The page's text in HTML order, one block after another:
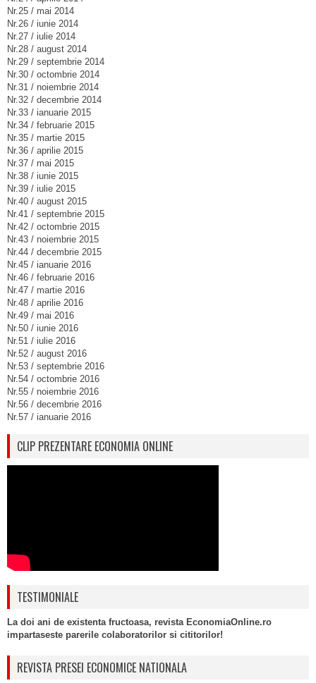
Nr.25 / mai 2014
Nr.26 / iunie 2014
Nr.27 / iulie 2014
Nr.28 / august 2014
Nr.29 / septembrie 2014
Nr.30 / octombrie 2014
Nr.31 / noiembrie 2014
Nr.32 / decembrie 2014
Nr.33 / ianuarie 2015
Nr.34 / februarie 2015
Nr.35 / martie 2015
Nr.36 / aprilie 2015
Nr.37 / mai 2015
Nr.38 / iunie 2015
Nr.39 / iulie 2015
Nr.40 / august 2015
Nr.41 / septembrie 2015
Nr.42 / octombrie 2015
Nr.43 / noiembrie 2015
Nr.44 / decembrie 2015
Nr.45 / ianuarie 2016
Nr.46 / februarie 2016
Nr.47 / martie 2016
Nr.48 / aprilie 2016
Nr.49 / mai 2016
Nr.50 / iunie 2016
Nr.51 / iulie 2016
Nr.52 / august 2016
Nr.53 / septembrie 2016
Nr.54 / octombrie 2016
Nr.55 / noiembrie 2016
Nr.56 / decembrie 2016
Nr.57 / ianuarie 2016
CLIP PREZENTARE ECONOMIA ONLINE
TESTIMONIALE
La doi ani de existenta fructoasa, revista EconomiaOnline.ro
impartaseste parerile colaboratorilor si cititorilor!
REVISTA PRESEI ECONOMICE NATIONALA